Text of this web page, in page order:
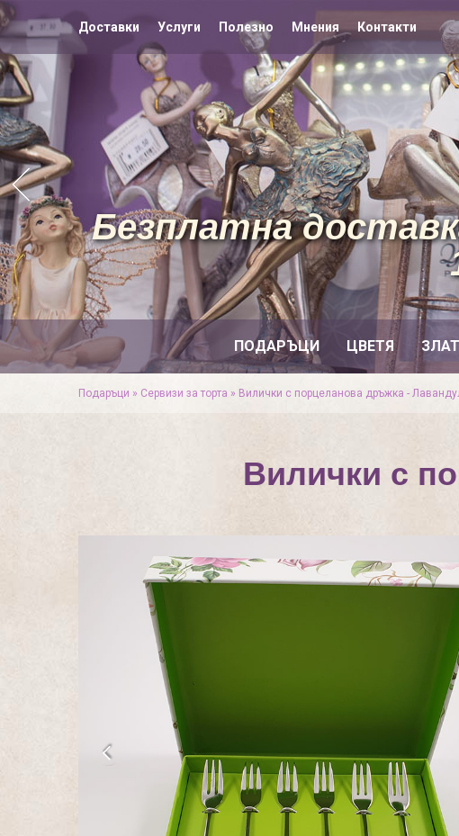
Доставки Услуги Полезно Мнения Контакти
ПОДАРЪЦИ ЦВЕТЯ
Безплатна
Подаръци » Сервизи за торта » Вилички с порцеланова дръжка -
Вилички с